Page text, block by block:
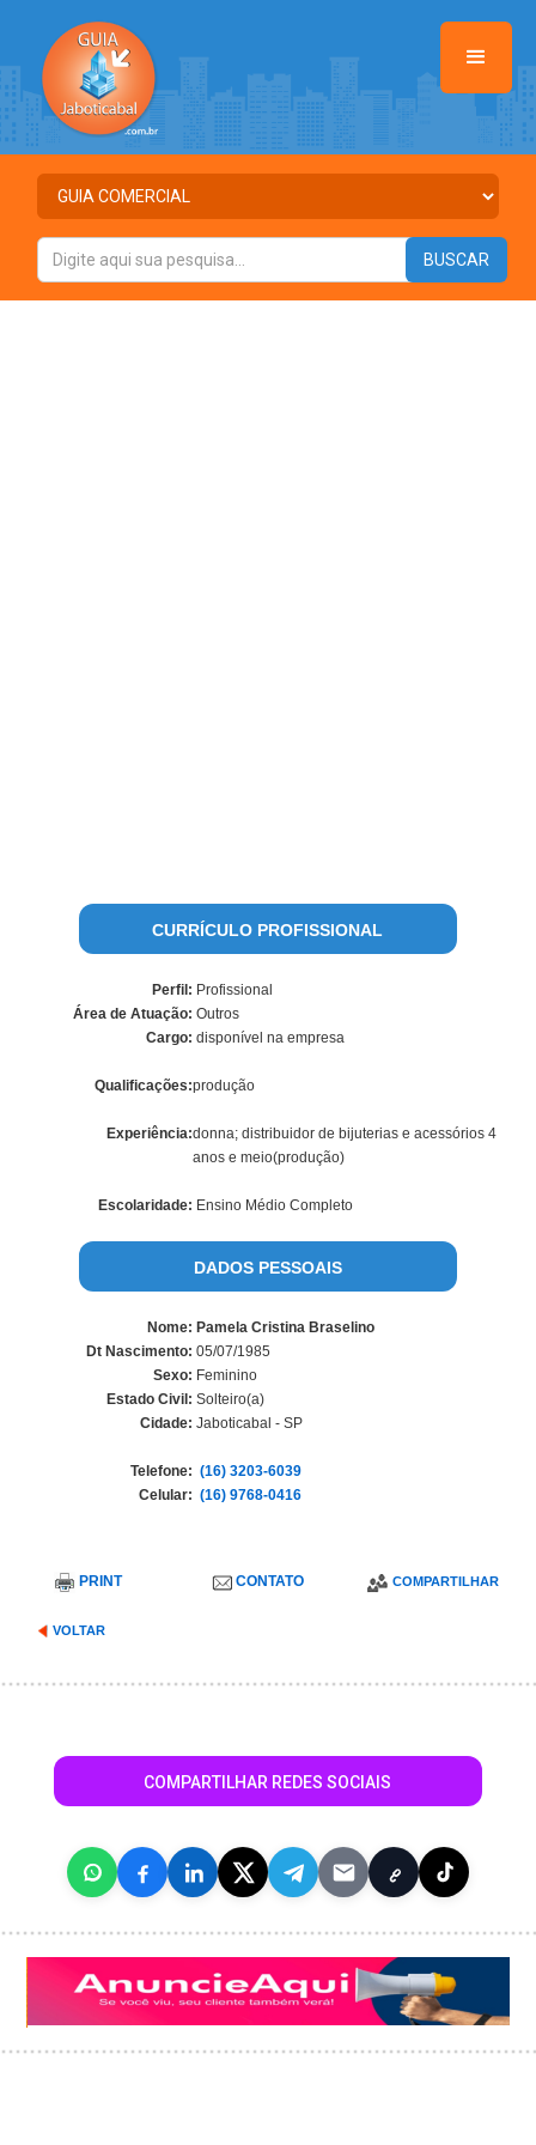
CURRÍCULO PROFISSIONAL
Perfil: Profissional
Área de Atuação: Outros
Cargo: disponível na empresa
Qualificações:produção
Experiência:donna; distribuidor de bijuterias e acessórios 4
anos e meio(produção)
Escolaridade: Ensino Médio Completo
DADOS PESSOAIS
Nome: Pamela Cristina Braselino
Dt Nascimento: 05/07/1985
Sexo: Feminino
Estado Civil: Solteiro(a)
Cidade: Jaboticabal - SP
Telefone: (16) 3203-6039
Celular: (16) 9768-0416
PRINT CONTATO COMPARTILHAR
VOLTAR
COMPARTILHAR REDES SOCIAIS